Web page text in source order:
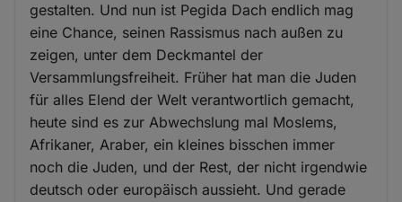
gestalten. Und nun ist Pegida Dach endlich mag
eine Chance, seinen Rassismus nach außen zu
zeigen, unter dem Deckmantel der
Versammlungsfreiheit. Früher hat man die Juden
für alles Elend der Welt verantwortlich gemacht,
heute sind es zur Abwechslung mal Moslems,
Afrikaner, Araber, ein kleines bisschen immer
noch die Juden, und der Rest, der nicht irgendwie
deutsch oder europäisch aussieht. Und gerade